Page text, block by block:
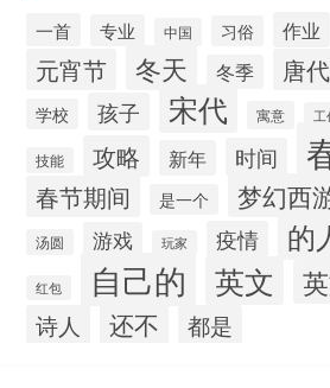
一首 专业 中国 习俗 作业
元宵节 冬天 冬季 唐代
学校
孩子 宋代 寓意 工
技能 攻略 新年 时间
春节期间 是一个 梦幻西
汤圆 游戏 玩家 疫情 的
红包 自己的 英文
诗人 还不 都是